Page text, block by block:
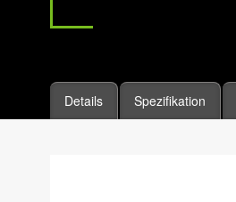
Details Spezifikation